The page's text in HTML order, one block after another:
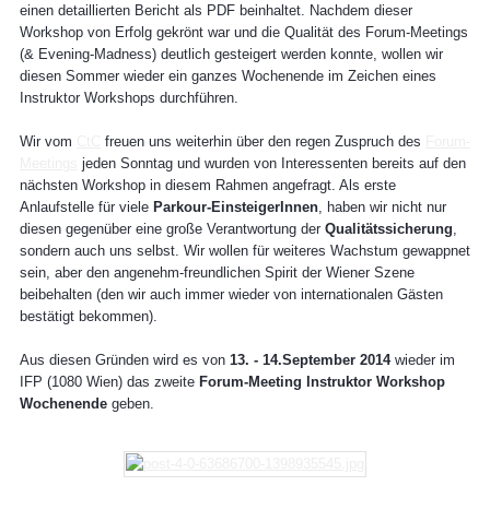
einen detaillierten Bericht als PDF beinhaltet. Nachdem dieser
Workshop von Erfolg gekrönt war und die Qualität des Forum-Meetings
(& Evening-Madness) deutlich gesteigert werden konnte, wollen wir
diesen Sommer wieder ein ganzes Wochenende im Zeichen eines
Instruktor Workshops durchführen.
Wir vom freuen uns weiterhin über den regen Zuspruch des
jeden Sonntag und wurden von Interessenten bereits auf den
nächsten Workshop in diesem Rahmen angefragt. Als erste
Anlaufstelle für viele Parkour-EinsteigerInnen , haben wir nicht nur
diesen gegenüber eine große Verantwortung der Qualitätssicherung
sondern auch uns selbst. Wir wollen für weiteres Wachstum gewappnet
sein, aber den angenehm-freundlichen Spirit der Wiener Szene
beibehalten (den wir auch immer wieder von internationalen Gästen
bestätigt bekommen).
Aus diesen Gründen wird es von 13. - 14.September 2014wieder im
IFP (1080 Wien) das zweite Forum-Meeting Instruktor Workshop
Wochenende geben.